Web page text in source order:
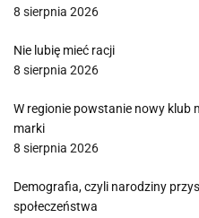
8 sierpnia 2026
Nie lubię mieć racji
8 sierpnia 2026
W regionie powstanie nowy klub
marki
8 sierpnia 2026
Demografia, czyli narodziny
społeczeństwa